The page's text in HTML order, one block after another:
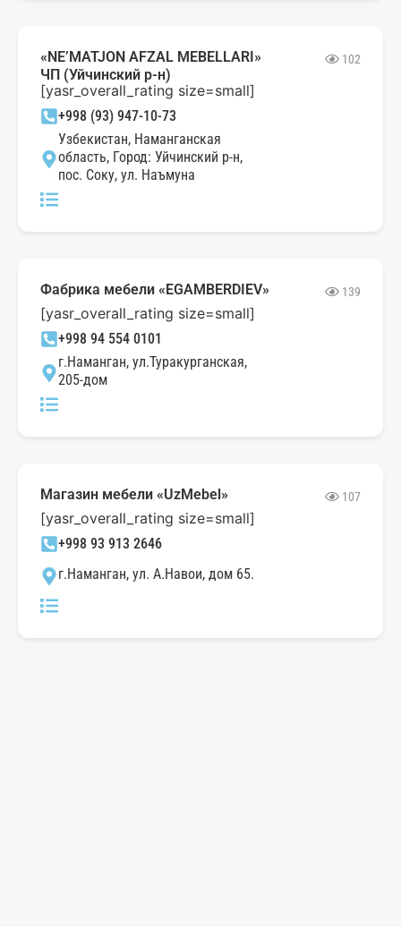
«NE’MATJON AFZAL MEBELLARI»
ЧП (Уйчинский р-н)
102
[yasr_overall_rating size=small]
+998 (93) 947-10-73
Узбекистан, Наманганская
область, Город: Уйчинский р-н,
пос. Соку, ул. Наъмуна
Фабрика мебели «EGAMBERDIEV» 139
[yasr_overall_rating size=small]
+998 94 554 0101
г.Наманган, ул.Туракурганская,
205-дом
Магазин мебели «UzMebel» 107
[yasr_overall_rating size=small]
+998 93 913 2646
г.Наманган, ул. А.Навои, дом 65.